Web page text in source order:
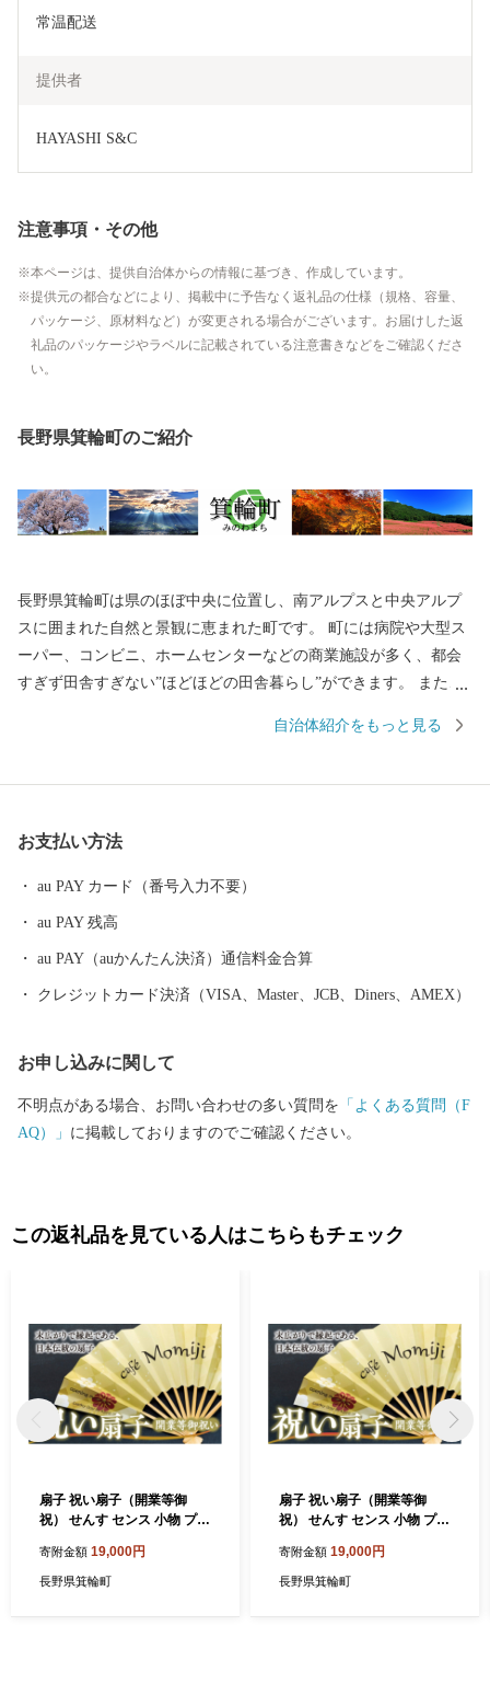
常温配送
提供者
HAYASHI S&C
注意事項・その他
本ページは、提供自治体からの情報に基づき、作成しています。
提供元の都合などにより、掲載中に予告なく返礼品の仕様（規格、容量、
パッケージ、原材料など）が変更される場合がございます。お届けした返
礼品のパッケージやラベルに記載されている注意書きなどをご確認くださ
い。
長野県箕輪町のご紹介
長野県箕輪町は県のほぼ中央に位置し、南アルプスと中央アルプ
スに囲まれた自然と景観に恵まれた町です。 町には病院や大型ス
ーパー、コンビニ、ホームセンターなどの商業施設が多く、都会
すぎず田舎すぎない”ほどほどの田舎暮らし”ができます。 また、
るとピンク色の花が一面に咲き誇る「赤そばの里」が有名です。
なんと約10,000本ものもみじが植えられており、毎年町外からも
多くの人が訪れる観光スポットです また、じゃらんnet「全国のお
すすめ紅葉スポットランキング」では2020年~2024年の5年連続で
自治体紹介をもっと見る
お支払い方法
au PAY カード（番号入力不要）
au PAY 残高
au PAY（auかんたん決済）通信料金合算
クレジットカード決済（VISA、Master、JCB、Diners、AMEX）
お申し込みに関して
不明点がある場合、お問い合わせの多い質問を 「よくある質問（F
AQ）」 に掲載しておりますのでご確認ください。
この返礼品を見ている人はこちらもチェック
扇子 祝い扇子（開業等御
祝） せんす センス 小物 プレ
75-7198]1514
寄附金額 19,000円
長野県箕輪町
扇子 祝い扇子（開業等御
祝） せんす センス 小物 プレ
75-7197]1514
寄附金額 19,000円
長野県箕輪町